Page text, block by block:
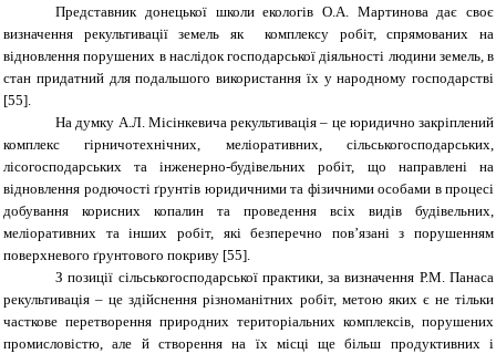
Представник донецької школи екологів О.А. Мартинова дає своє
визначення рекультивації земель як комплексу робіт, спрямованих на
відновлення порушених в наслідок господарської діяльності людини земель, в
стан придатний для подальшого використання їх у народному господарстві
[55].
На думку А.Л. Місінкевича рекультивація – це юридично закріплений
комплекс гірничотехнічних, меліоративних, сільськогосподарських,
лісогосподарських та інженерно-будівельних робіт, що направлені на
відновлення родючості ґрунтів юридичними та фізичними особами в процесі
добування корисних копалин та проведення всіх видів будівельних,
меліоративних та інших робіт, які безперечно пов’язані з порушенням
поверхневого ґрунтового покриву [55].
З позиції сільськогосподарської практики, за визначення Р.М. Панаса
рекультивація – це здійснення різноманітних робіт, метою яких є не тільки
часткове перетворення природних територіальних комплексів, порушених
промисловістю, але й створення на їх місці ще більш продуктивних і